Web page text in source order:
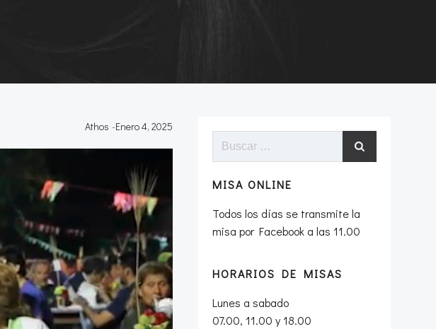
Athos -Enero 4, 2025
Buscar:
MISA ONLINE
Todos los días se transmite la
misa por Facebook a las 11.00
HORARIOS DE MISAS
Lunes a sabado
07.00, 11.00 y 18.00